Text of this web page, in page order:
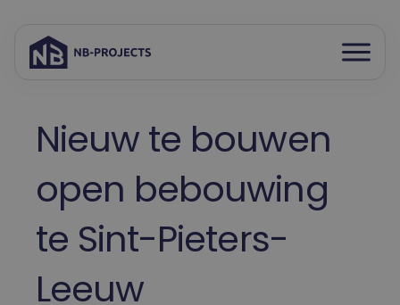
Spring
Open
menu
Nieuw te bouwen
open bebouwing
te Sint-Pieters-
Leeuw